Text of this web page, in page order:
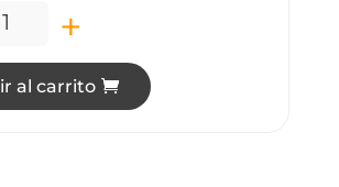
LT0234 LÁMPARA DE TECHO LED 8”
+
al carrito